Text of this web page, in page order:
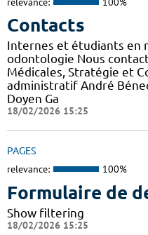
Contacts
Internes et étudiants en
odontologie Nous
Médicales, Stratégie et
administratif André
Doyen Ga
18/02/2026 15:25
PAGES
relevance: 100%
Formulaire de
Show filtering
18/02/2026 15:25